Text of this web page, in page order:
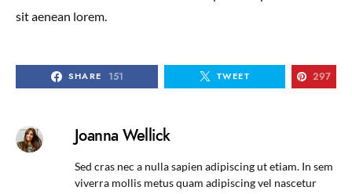
sit aenean lorem.
SHARE 151 TWEET 297
Joanna Wellick
Sed cras nec a nulla sapien adipiscing ut etiam. In sem
viverra mollis metus quam adipiscing vel nascetur